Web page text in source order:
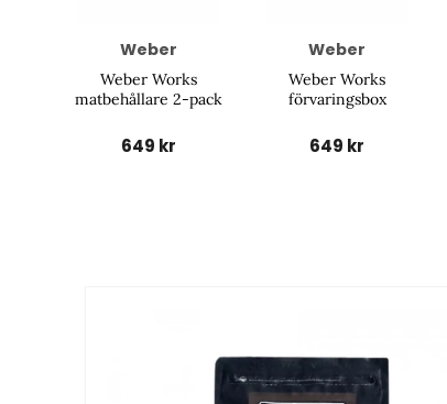
Weber
Weber Works
matbehållare 2-pack
649 kr
Weber
Weber Works
förvaringsbox
649 kr